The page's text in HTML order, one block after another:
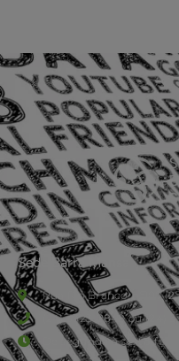
Sede Barra Mansa
Rua Rio Branco, nº107
(24) 3323-2848 ou (24)
De segunda à sexta-